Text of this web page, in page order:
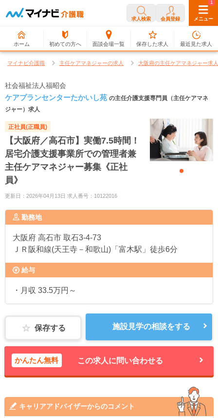
求人検索 会員登録 メニュー
ホーム 初めての方へ 面談会場一覧
0
保存した求人
1
最近見た求人
マイナビ介護職 主任ケアマネジャーの求人 大阪府の主任ケアマネジャー求人
社会福祉法人福昭会
ケアプランセンターたかいし苑 の主任介護支援専門員（主任ケアマネ
ジャー）求人
正社員(正職員)
【大阪府／高石市】実働7.5時間！
居宅介護支援事業所での管理者兼
主任ケアマネジャー募集《正社
員》
更新日：2026年04月13日 求人番号：10122016
勤務地
大阪府 高石市 取石3-4-73
ＪＲ阪和線(天王寺－和歌山)「富木駅」徒歩6分
給与
・月収 33.5万円～
保存する 施設見学の相談をする
かんたん無料 この求人に問い合わせる
キャリアアドバイザーからのコメント